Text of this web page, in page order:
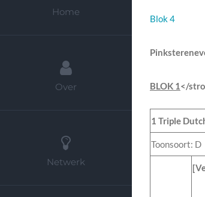
Home
Over
Netwerk
Blok 4
BLOK 1</
1 Triple
Toonsoort: D